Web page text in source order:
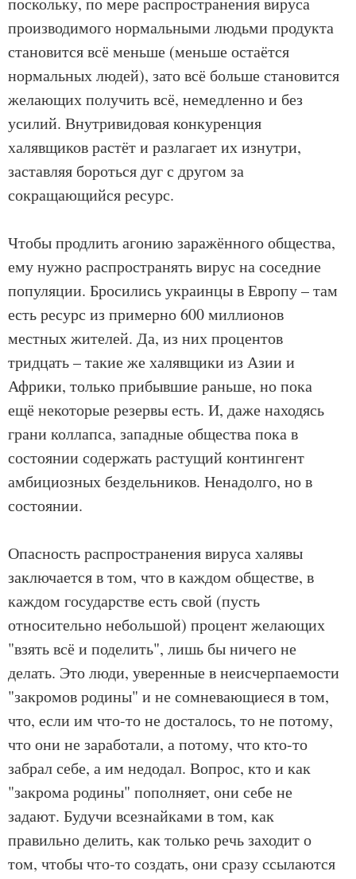
производимого нормальными людьми продукта
становится всё меньше (меньше остаётся
нормальных людей), зато всё больше становится
желающих получить всё, немедленно и без
усилий. Внутривидовая конкуренция
халявщиков растёт и разлагает их изнутри,
заставляя бороться дуг с другом за
сокращающийся ресурс.
Чтобы продлить агонию заражённого общества,
ему нужно распространять вирус на соседние
популяции. Бросились украинцы в Европу – там
есть ресурс из примерно 600 миллионов
местных жителей. Да, из них процентов
тридцать – такие же халявщики из Азии и
Африки, только прибывшие раньше, но пока
ещё некоторые резервы есть. И, даже находясь
грани коллапса, западные общества пока в
состоянии содержать растущий контингент
амбициозных бездельников. Ненадолго, но в
состоянии.
Опасность распространения вируса халявы
заключается в том, что в каждом обществе, в
каждом государстве есть свой (пусть
относительно небольшой) процент желающих
"взять всё и поделить", лишь бы ничего не
делать. Это люди, уверенные в неисчерпаемости
"закромов родины" и не сомневающиеся в том,
что, если им что-то не досталось, то не потому,
что они не заработали, а потому, что кто-то
забрал себе, а им недодал. Вопрос, кто и как
"закрома родины" пополняет, они себе не
задают. Будучи всезнайками в том, как
правильно делить, как только речь заходит о
том, чтобы что-то создать, они сразу ссылаются